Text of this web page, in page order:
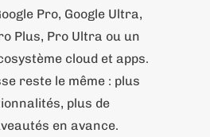
Pro, Google Ultra,
Plus, Pro Ultra ou un
cloud et apps.
reste le même : plus
plus de
en avance.